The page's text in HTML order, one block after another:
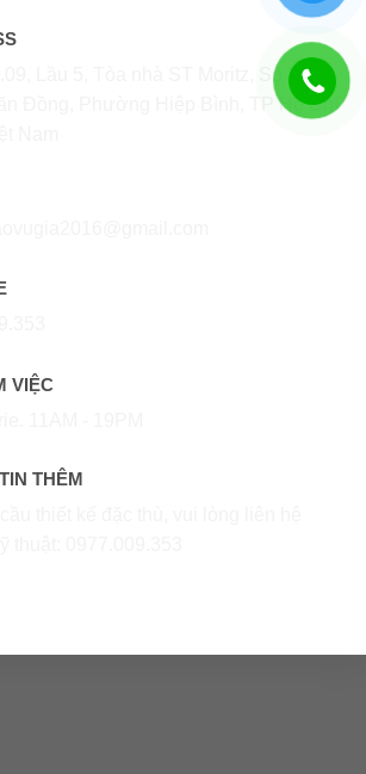
Lầu 5, Tòa nhà ST Moritz, Số 1014
Đồng, Phường Hiệp Bình, TP Hồ Chí
VIỆC
THÊM